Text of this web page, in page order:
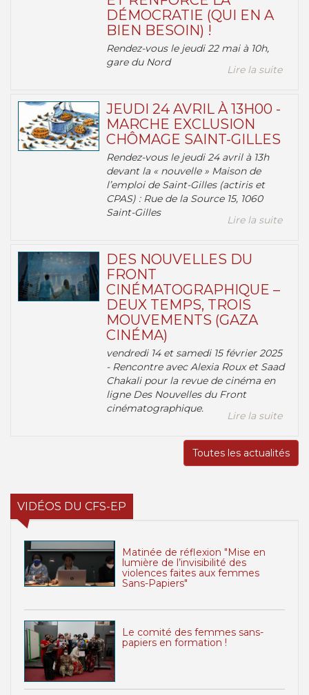
DÉMOCRATIE (QUI EN A
BIEN BESOIN) !
Rendez-vous le jeudi 22 mai à 10h,
gare du Nord
Lire la suite
JEUDI 24 AVRIL À 13H00 -
MARCHE EXCLUSION
CHÔMAGE SAINT-GILLES
Rendez-vous le jeudi 24 avril à 13h
devant la « nouvelle » Maison de
l’emploi de Saint-Gilles (actiris et
CPAS) : Rue de la Source 15, 1060
Saint-Gilles
Lire la suite
DES NOUVELLES DU
FRONT
CINÉMATOGRAPHIQUE –
DEUX TEMPS, TROIS
MOUVEMENTS (GAZA
CINÉMA)
vendredi 14 et samedi 15 février 2025
- Rencontre avec Alexia Roux et Saad
Chakali pour la revue de cinéma en
ligne Des Nouvelles du Front
cinématographique.
Lire la suite
Toutes les actualités
VIDÉOS DU CFS-EP
Matinée de réflexion "Mise en
lumière de l’invisibilité des
violences faites aux femmes
Sans-Papiers"
Le comité des femmes sans-
papiers en formation !